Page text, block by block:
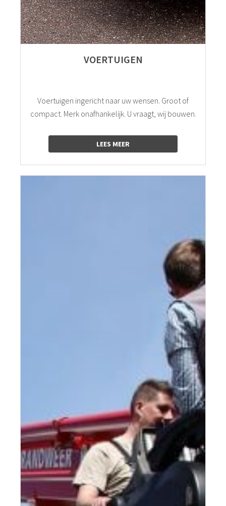
VOERTUIGEN
Voertuigen ingericht naar uw wensen. Groot of
compact. Merk onafhankelijk. U vraagt, wij bouwen.
LEES MEER